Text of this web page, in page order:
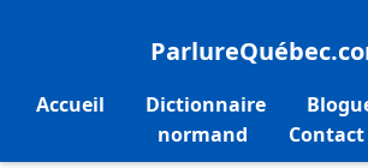
Accueil Dictionnaire
normand
Contact